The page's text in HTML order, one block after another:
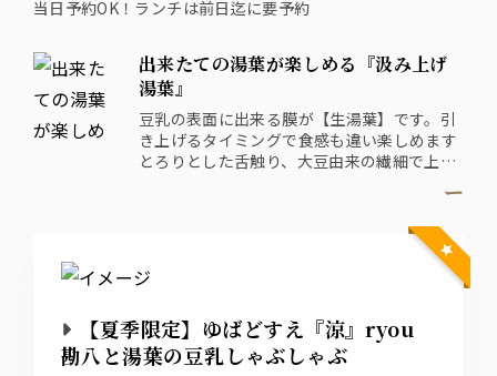
当日予約OK！ランチは前日迄に要予約
出来たての湯葉が楽しめる『汲み上げ
湯葉』
豆乳の表面に出来る膜が【生湯葉】です。引
き上げるタイミングで食感も違い楽しめます
とろりとした舌触り、大豆由来の繊細で上品
ま・・続けて出汁醤油や、特製餡などでお召
※2名様からのご注文で承ります
ー
【夏季限定】ゆばどすえ『涼』ryou
勘八と湯葉の豆乳しゃぶしゃぶ